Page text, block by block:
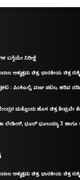
ಬಗ್ಗೆಯೇ ನಿರೀಕ್ಷೆ
ಅತ್ಯುತ್ತಮ ಚಿತ್ರ, ಭಾರತೀಯ ಚಿತ್ರ
ಪ್ರಕಟ : ಪಿಂಕಿಎಲ್ಲಿ, ವರ್ಣ ಪಟಲ, ಹರಿವ
ಮತ್ತೊಂದು ಹೊಸ ಚಿತ್ರ ಶೀಘ್ರವೇ
ಲೇಡೀಸ್‌, ಭೂಲ್‌ ಭೂಲಯ್ಯಾ 3 ಹಾಗೂ
ಅತ್ಯುತ್ತಮ ಚಿತ್ರ, ಭಾರತೀಯ ಚಿತ್ರ